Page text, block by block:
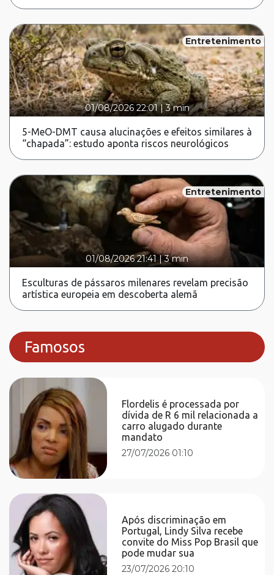
Entretenimento
01/08/2026 22:01|3 min
5-MeO-DMT causa alucinações e efeitos similares à
“chapada”: estudo aponta riscos neurológicos
Entretenimento
01/08/2026 21:41 |3 min
Esculturas de pássaros milenares revelam precisão
artística europeia em descoberta alemã
Famosos
Flordelis é processada por
dívida de R 6 mil relacionada a
carro alugado durante
mandato
27/07/2026 01:10
Após discriminação em
Portugal, Lindy Silva recebe
convite do Miss Pop Brasil que
pode mudar sua
23/07/2026 20:10